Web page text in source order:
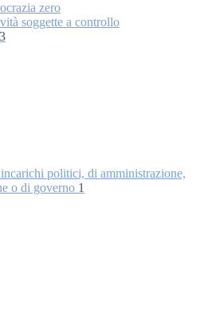
zero
soggette a controllo
3
politici, di amministrazione,
o di governo 1